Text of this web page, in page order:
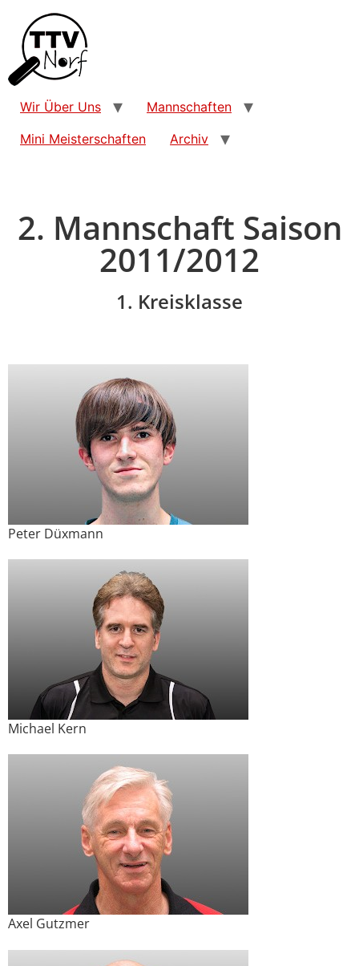
Wir Über Uns
Mannschaften
Mini Meisterschaften
Archiv
2. Mannschaft Saison
2011/2012
1. Kreisklasse
Peter Düxmann
Michael Kern
Axel Gutzmer